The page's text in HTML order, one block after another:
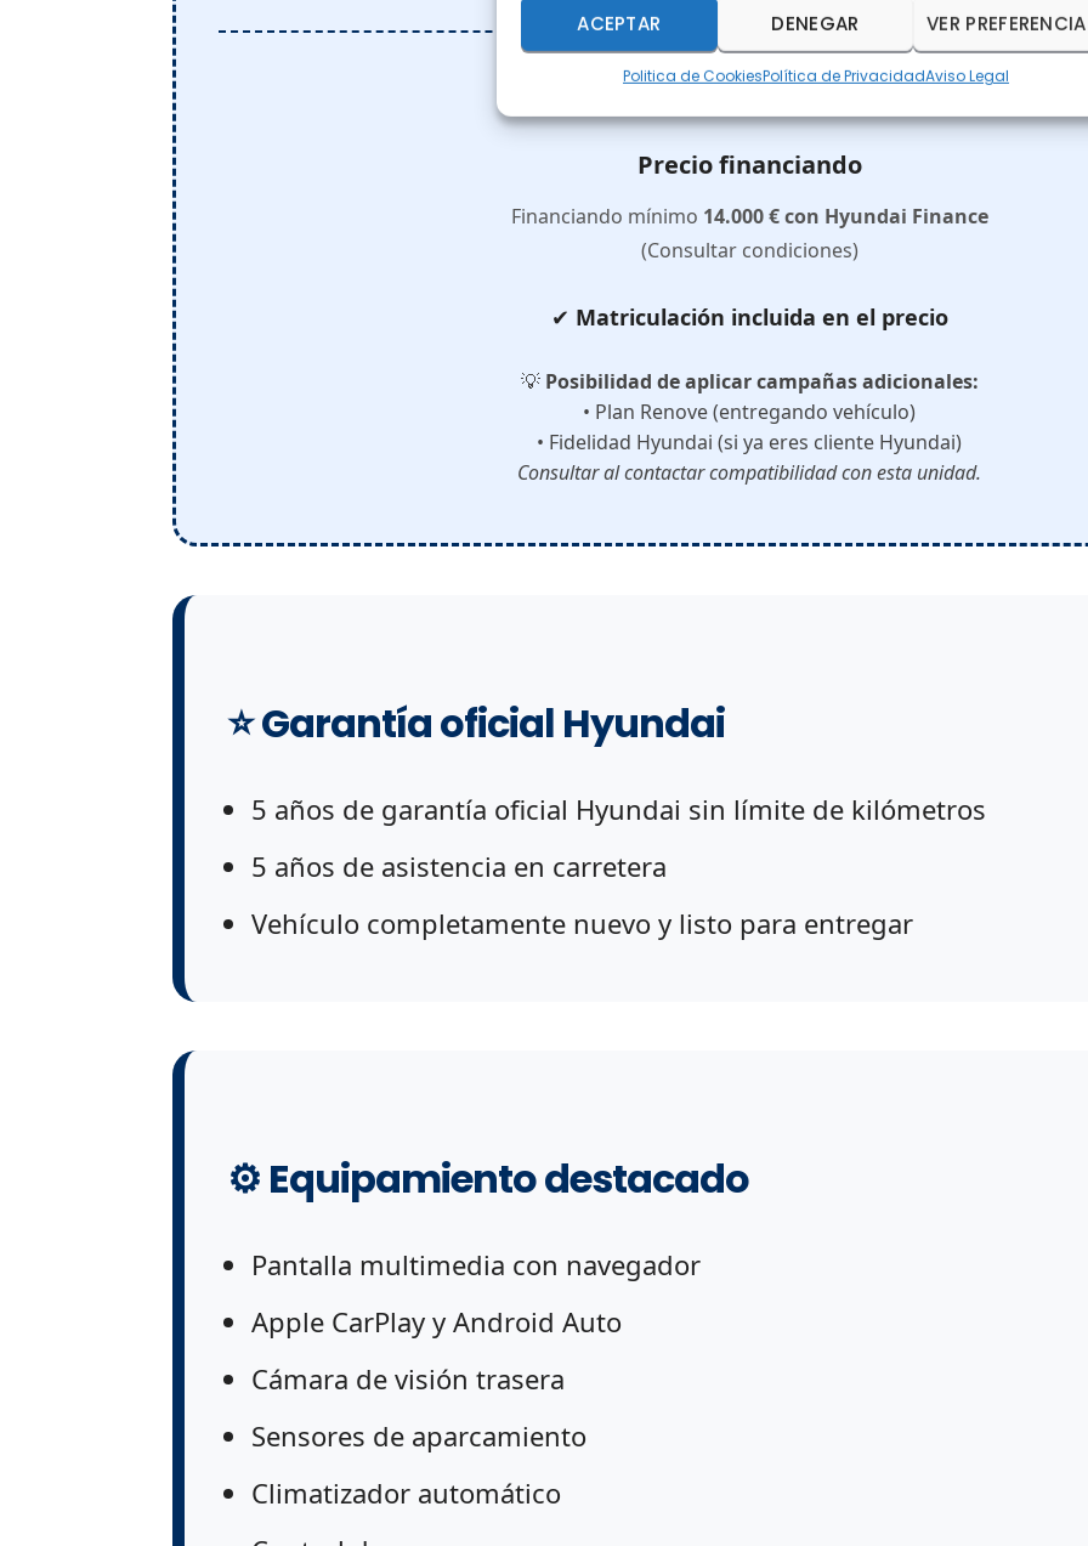
ACEPTAR DENEGAR VER
Politica de CookiesPolítica de PrivacidadAviso Legal
26.850 €
Precio financiando
Financiando mínimo 14.000 € con Hyundai Finance
(Consultar condiciones)
✔ Matriculación incluida en el precio
💡 Posibilidad de aplicar campañas adicionales:
• Plan Renove (entregando vehículo)
• Fidelidad Hyundai (si ya eres cliente Hyundai)
Consultar al contactar compatibilidad con esta unidad.
⭐ Garantía oficial Hyundai
5 años de garantía oficial Hyundai sin límite de kilómetros
5 años de asistencia en carretera
Vehículo completamente nuevo y listo para entregar
⚙ Equipamiento destacado
Pantalla multimedia con navegador
Apple CarPlay y Android Auto
Cámara de visión trasera
Sensores de aparcamiento
Climatizador automático